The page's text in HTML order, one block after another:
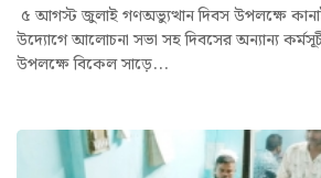
৫ আগস্ট জুলাই গণঅভ্যুত্থান দিবস উপলক্ষে
উদ্যোগে আলোচনা সভা সহ দিবসের অন্যান্য
উপলক্ষে বিকেল সাড়ে...